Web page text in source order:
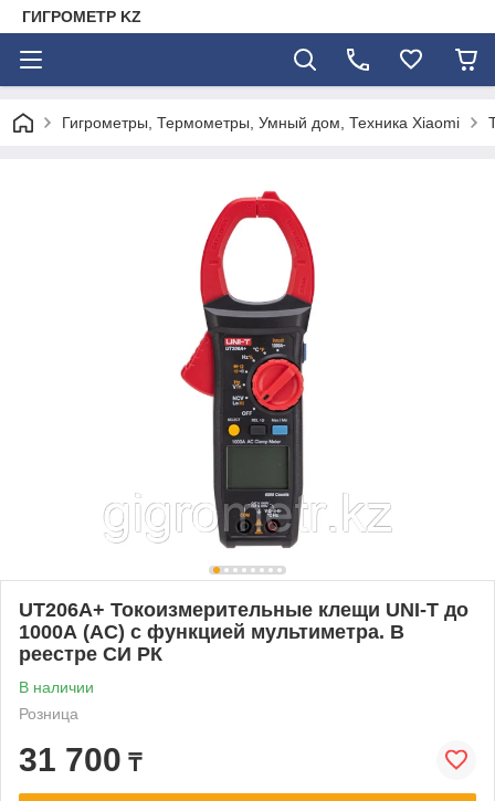
ГИГРОМЕТР KZ
Гигрометры, Термометры, Умный дом, Техника Xiaomi
UT206A+ Токоизмерительные клещи UNI-T до
1000А (AC) с функцией мультиметра. В
реестре СИ РК
В наличии
Розница
31 700 ₸